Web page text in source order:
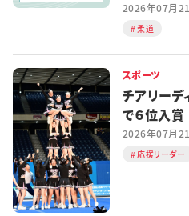
2026年07月
柔道
スポーツ
チアリー
で６位入賞
2026年07月
応援リーダー